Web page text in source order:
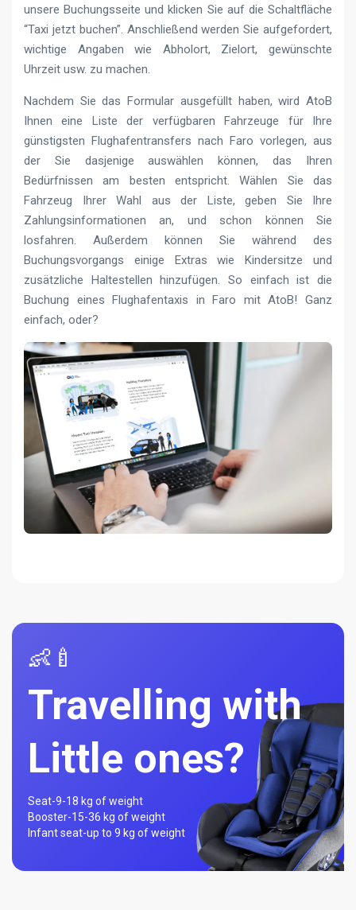
unsere Buchungsseite und klicken Sie auf die Schaltfläche
“Taxi jetzt buchen”. Anschließend werden Sie aufgefordert,
wichtige Angaben wie Abholort, Zielort, gewünschte
Uhrzeit usw. zu machen.
Nachdem Sie das Formular ausgefüllt haben, wird AtoB
Ihnen eine Liste der verfügbaren Fahrzeuge für Ihre
günstigsten Flughafentransfers nach Faro vorlegen, aus
der Sie dasjenige auswählen können, das Ihren
Bedürfnissen am besten entspricht. Wählen Sie das
Fahrzeug Ihrer Wahl aus der Liste, geben Sie Ihre
Zahlungsinformationen an, und schon können Sie
losfahren. Außerdem können Sie während des
Buchungsvorgangs einige Extras wie Kindersitze und
zusätzliche Haltestellen hinzufügen. So einfach ist die
Buchung eines Flughafentaxis in Faro mit AtoB! Ganz
einfach, oder?
👶🍼
Travelling with
Little ones?
Seat-9-18 kg of weight
Booster-15-36 kg of weight
Infant seat-up to 9 kg of weight